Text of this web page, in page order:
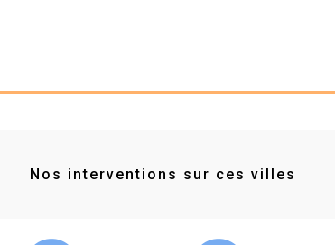
Nos interventions sur ces villes